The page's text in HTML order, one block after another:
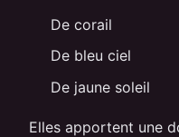
De corail
De bleu ciel
De jaune soleil
Elles apportent une